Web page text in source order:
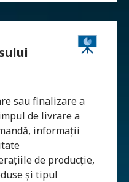
sau finalizare a
de livrare a
informații
de producție,
și tipul